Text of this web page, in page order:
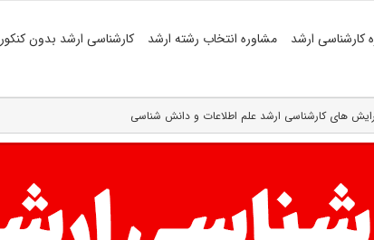
کارشناسی ارشد مشاوره انتخاب رشته ارشد کارشناسی ارشد بدون کنکور
های کارشناسی ارشد علم اطلاعات و دانش شناسی